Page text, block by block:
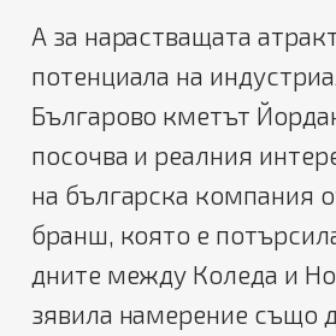
А за нарастващата
потенциала на
Българово кметът
посочва и реалния
на българска компания
бранш, която е
дните между Коледа и
зявила намерение също